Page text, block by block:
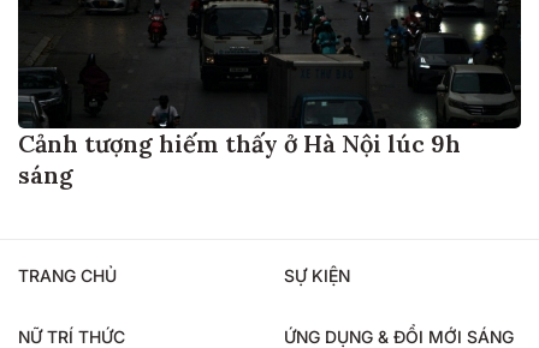
Cảnh tượng hiếm thấy ở Hà Nội lúc 9h
sáng
TRANG CHỦ SỰ KIỆN
NỮ TRÍ THỨC
ỨNG DỤNG & ĐỔI MỚI SÁNG